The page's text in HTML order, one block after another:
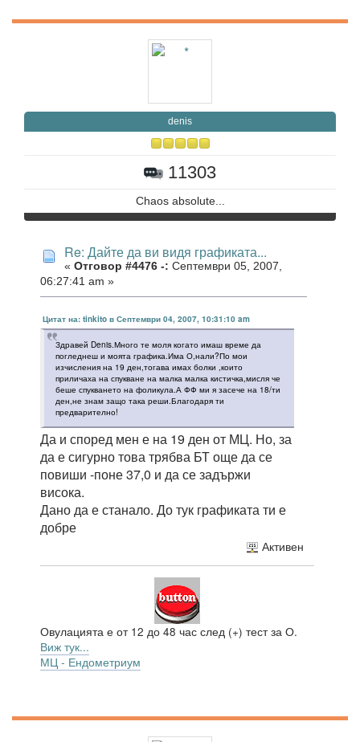
denis
11303
Chaos absolute...
Re: Дайте да ви видя графиката...
« Отговор #4476 -: Септември 05, 2007,
06:27:41 am »
Цитат на: tinkito в Септември 04, 2007, 10:31:10 am
Здравей Denis.Много те моля когато имаш време да
погледнеш и моята графика.Има О,нали?По мои
изчисления на 19 ден,тогава имах болки ,които
приличаха на спукване на малка малка кистичка,мисля че
беше спукването на фоликула.А ФФ ми я засече на 18/ти
ден,не знам защо така реши.Благодаря ти
предварително!
Да и според мен е на 19 ден от МЦ. Но, за
да е сигурно това трябва БТ още да се
повиши -поне 37,0 и да се задържи
висока.
Дано да е станало. До тук графиката ти е
добре
Активен
Овулацията е от 12 до 48 час след (+) тест за О.
Виж тук...
МЦ - Ендометриум